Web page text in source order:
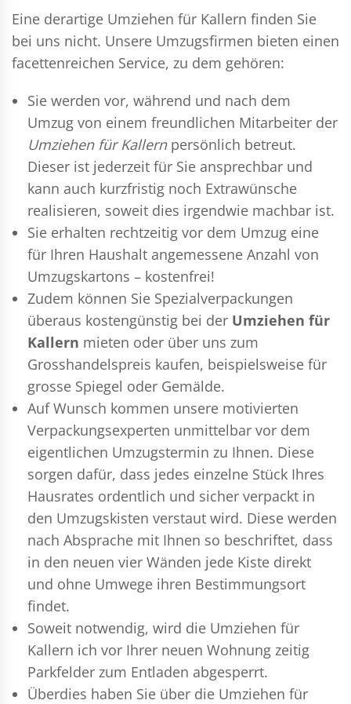
Eine derartige Umziehen für Kallern finden Sie
bei uns nicht. Unsere Umzugsfirmen bieten einen
facettenreichen Service, zu dem gehören:
Sie werden vor, während und nach dem
Umzug von einem freundlichen Mitarbeiter der
Umziehen für Kallernpersönlich betreut.
Dieser ist jederzeit für Sie ansprechbar und
kann auch kurzfristig noch Extrawünsche
realisieren, soweit dies irgendwie machbar ist.
Sie erhalten rechtzeitig vor dem Umzug eine
für Ihren Haushalt angemessene Anzahl von
Umzugskartons – kostenfrei!
Zudem können Sie Spezialverpackungen
überaus kostengünstig bei der Umziehen für
Kallern mieten oder über uns zum
Grosshandelspreis kaufen, beispielsweise für
grosse Spiegel oder Gemälde.
Auf Wunsch kommen unsere motivierten
Verpackungsexperten unmittelbar vor dem
eigentlichen Umzugstermin zu Ihnen. Diese
sorgen dafür, dass jedes einzelne Stück Ihres
Hausrates ordentlich und sicher verpackt in
den Umzugskisten verstaut wird. Diese werden
nach Absprache mit Ihnen so beschriftet, dass
in den neuen vier Wänden jede Kiste direkt
und ohne Umwege ihren Bestimmungsort
findet.
Soweit notwendig, wird die Umziehen für
Kallern ich vor Ihrer neuen Wohnung zeitig
Parkfelder zum Entladen abgesperrt.
Überdies haben Sie über die Umziehen für